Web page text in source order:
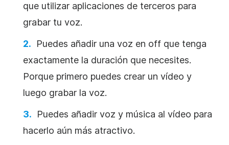
que utilizar aplicaciones de terceros para
grabar tu voz.
Puedes añadir una voz en off que tenga
exactamente la duración que necesites.
Porque primero puedes crear un vídeo y
luego grabar la voz.
Puedes añadir voz y música al vídeo para
hacerlo aún más atractivo.